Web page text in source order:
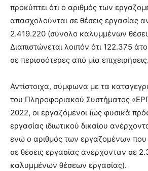
προκύπτει ότι ο αριθμός των
απασχολούνται σε θέσεις εργασίας
2.419.220 (σύνολο καλυμμένων
Διαπιστώνεται λοιπόν ότι 122.375
σε περισσότερες από μία επιχειρήσεις.
Αντίστοιχα, σύμφωνα με τα
του Πληροφοριακού Συστήματος
2022, οι εργαζόμενοι (ως φυσικά
εργασίας ιδιωτικού δικαίου
ενώ ο αριθμός των εργαζομένων
σε θέσεις εργασίας ανέρχονταν σε
καλυμμένων θέσεων εργασίας).